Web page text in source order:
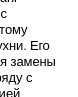
Его
замены
с